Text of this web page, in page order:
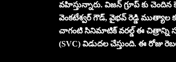
వహిస్తున్నారు. విజన్ గ్రూప్ కు
వెంకటేశ్వర్ గౌడ్, వైభవ్ రెడ్డి ముత్యాల
చాగంటి సినిమాటిక్ వరల్డ్ ఈ చిత్రాన్ని
(SVC) విడుదల చేస్తుంది. ఈ రోజు